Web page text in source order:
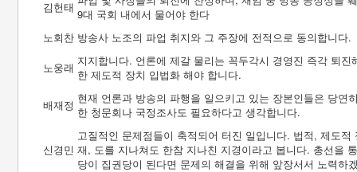
김헌태 9대 국회 내에서 물어야 한다
노회찬 방송사 노조의 파업 취지와 그 주장에 전적으로 동의합니다.
노웅래 지지합니다. 언론에 제갈 물리는 꼭두각시 경영진 즉각 퇴
한 제도적 장치 입법화 해야 합니다.
배재정 현재 언론과 방송의 파행을 일으키고 있는 장본인들은 당
한 청문회나 국정조사도 필요하다고 생각합니다.
신경민
고질적인 문제점들이 축적되어 터진 일입니다. 법적, 제도
재, 도를 지나쳐도 한참 지나친 지경이라고 봅니다. 총선을
당이 집권당이 된다면 문제의 해결을 위해 앞장서서 노력하